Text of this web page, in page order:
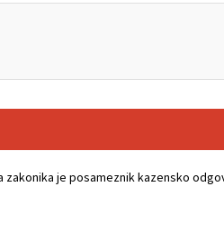
zakonika je posameznik kazensko